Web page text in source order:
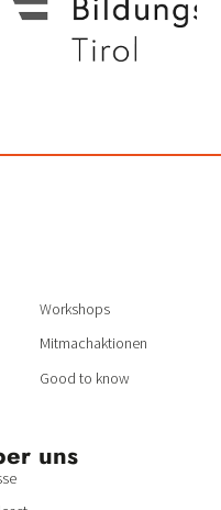
Workshops
Mitmachaktionen
Good to know
uns